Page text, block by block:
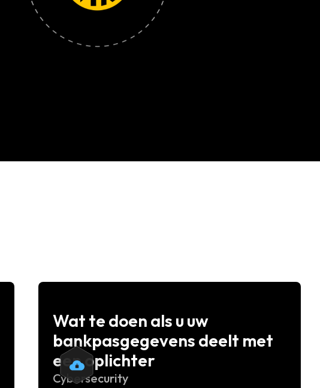
Wat te doen als u uw
bankpasgegevens deelt met
een oplichter
Cybersecurity